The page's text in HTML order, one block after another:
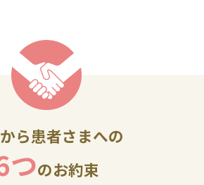
ら患者さまへの
つのお約束